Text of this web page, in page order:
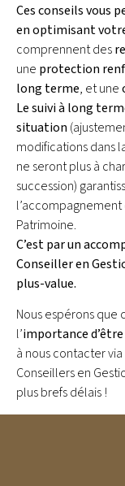
Ces conseils vous
en optimisant
comprennent des
une protection
long terme, et une
Le suivi à long
situation
modifications dans
ne seront plus à
succession)
l’accompagnement
Patrimoine.
C’est par un
Conseiller en
plus-value.
Nous espérons
l’importance
à nous contacter
Conseillers en
plus brefs délais !